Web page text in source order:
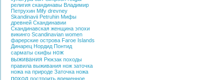
религия скандинавы Владимир
Петрухин Mify drevney
Skandinavii Petruhin Мифы
древней Скандинавии
Скандинавская женщина эпохи
викинго Scandinavian women
фарерские острова Faroe Islands
Динарец Нордид Понтид
сарматы скифы нож
выживания Рюкзак походы
правила выживания нож заточка
ножа на природе Заточка ножа
поход построить временное